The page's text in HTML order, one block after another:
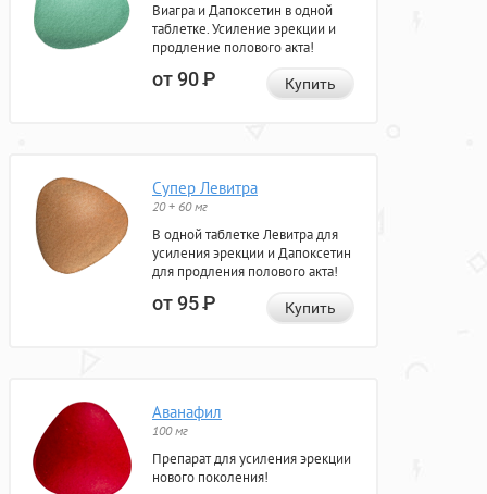
Виагра и Дапоксетин в одной
таблетке. Усиление эрекции и
продление полового акта!
от 90Р Купить
Супер Левитра
20 + 60 мг
В одной таблетке Левитра для
усиления эрекции и Дапоксетин
для продления полового акта!
от 95Р Купить
Аванафил
100 мг
Препарат для усиления эрекции
нового поколения!